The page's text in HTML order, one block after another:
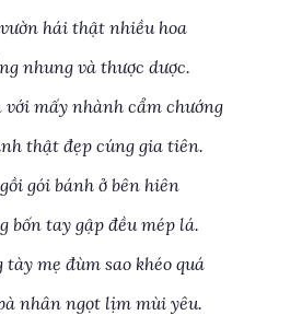
hái thật nhiều hoa
nhung và thược dược.
với mấy nhành cẩm chướng
thật đẹp cúng gia tiên.
gói bánh ở bên hiên
bốn tay gập đều mép lá.
tày mẹ đùm sao khéo quá
nhân ngọt lịm mùi yêu.